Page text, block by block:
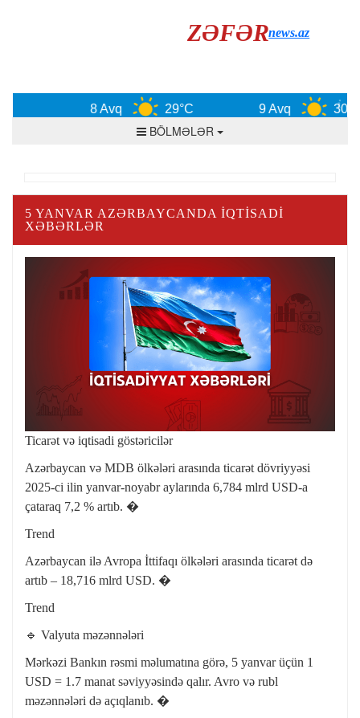
ZƏFƏRnews.az
8 Avq 29°C 9 Avq 30°C
BÖLMƏLƏR
5 YANVAR AZƏRBAYCANDA IQTISADI
XƏBƏRLƏR
Ticarət və iqtisadi göstəricilər
Azərbaycan və MDB ölkələri arasında ticarət dövriyyəsi
2025-ci ilin yanvar-noyabr aylarında 6,784 mlrd USD-a
çataraq 7,2 % artıb. �
Trend
Azərbaycan ilə Avropa İttifaqı ölkələri arasında ticarət də
artıb – 18,716 mlrd USD. �
Trend
🔹 Valyuta məzənnələri
Mərkəzi Bankın rəsmi məlumatına görə, 5 yanvar üçün 1
USD = 1.7 manat səviyyəsində qalır. Avro və rubl
məzənnələri də açıqlanıb. �